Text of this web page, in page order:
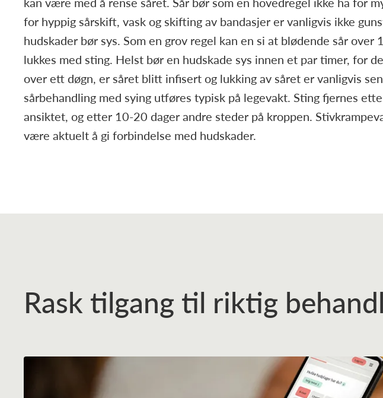
for hyppig sårskift, vask og skifting av bandasjer er vanligvis ikke
hudskader bør sys. Som en grov regel kan en si at blødende sår over
lukkes med sting. Helst bør en hudskade sys innen et par timer, for
over ett døgn, er såret blitt infisert og lukking av såret er vanligvis
sårbehandling med sying utføres typisk på legevakt. Sting fjernes
ansiktet, og etter 10-20 dager andre steder på kroppen.
være aktuelt å gi forbindelse med hudskader.
Rask tilgang til riktig